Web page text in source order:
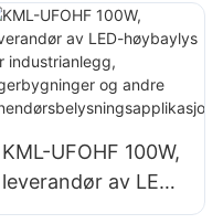
reklametavler og
store
skiltbelysninger
KML-UFOHF 100W,
leverandør av LED-
høybaylys for